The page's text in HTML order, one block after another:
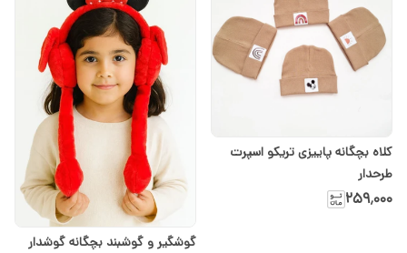
کلاه بچگانه پاییزی تریکو اسپرت
طرحدار
۲۵۹٬۰۰۰
گوشگیر و گوشبند بچگانه گوشدار